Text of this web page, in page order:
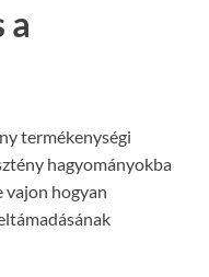
a
termékenységi
hagyományokba
vajon hogyan